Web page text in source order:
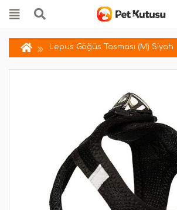
Lepus Göğüs Tasması (M) Siyah